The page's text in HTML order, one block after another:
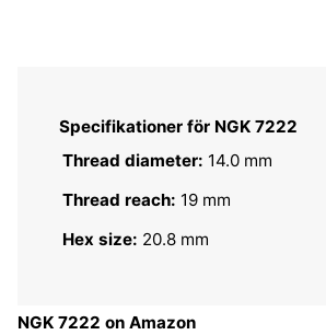
Specifikationer för NGK 7222
Thread diameter: 14.0 mm
Thread reach: 19 mm
Hex size: 20.8 mm
NGK 7222 on Amazon